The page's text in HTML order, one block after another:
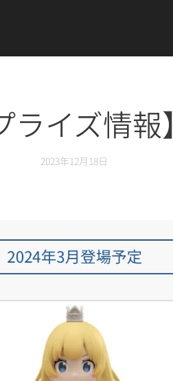
ライズ情報】
2023年12月18日